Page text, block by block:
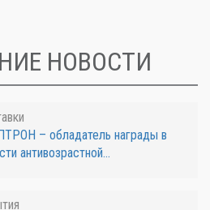
НОВОСТИ
– обладатель награды в
антивозрастной...